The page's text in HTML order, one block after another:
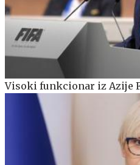
Visoki funkcionar iz Azije